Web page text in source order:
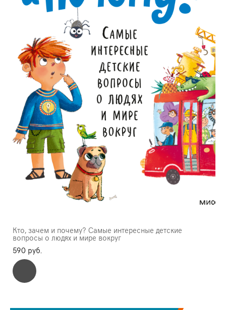
Кто, зачем и почему? Самые интересные детские
вопросы о людях и мире вокруг
590 pуб.